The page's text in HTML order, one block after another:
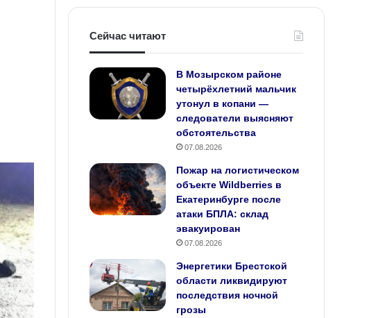
Сейчас читают
В Мозырском районе
четырёхлетний мальчик
утонул в копани —
следователи выясняют
обстоятельства
07.08.2026
Пожар на логистическом
объекте Wildberries в
Екатеринбурге после
атаки БПЛА: склад
эвакуирован
07.08.2026
Энергетики Брестской
области ликвидируют
последствия ночной
грозы